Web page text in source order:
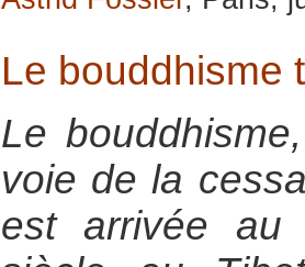
Le bouddhisme
Le
voie de la
est arrivée au